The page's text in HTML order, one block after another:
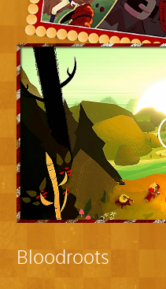
Bloodroots